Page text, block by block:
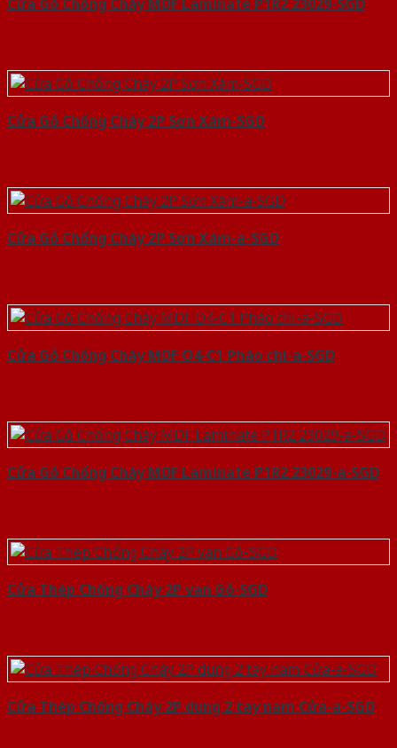
Cửa Gỗ Chống Cháy 2P Sơn Xám-SGD
Cửa Gỗ Chống Cháy 2P Sơn Xám-a-SGD
Cửa Gỗ Chống Cháy MDF O4-C1 Phào chi-a-SGD
Cửa Gỗ Chống Cháy MDF Laminate P1R2 23029-a-SGD
Cửa Thép Chống Cháy 2P van Gỗ-SGD
Cửa Thép Chống Cháy 2P dung 2 tay nam Cửa-a-SGD